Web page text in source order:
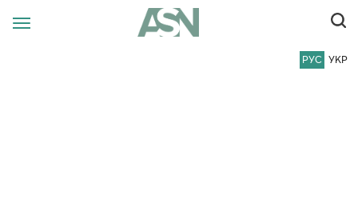
РУС УКР